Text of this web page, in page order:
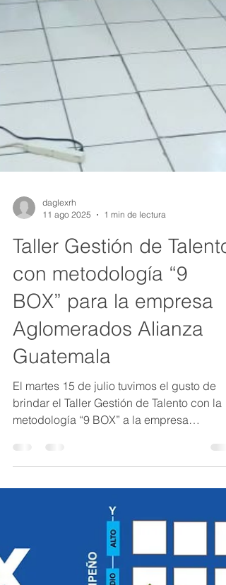
daglexrh
11 ago 2025
1 min de lectura
Taller Gestión de Talento
con metodología “9
BOX” para la empresa
Aglomerados Alianza
Guatemala